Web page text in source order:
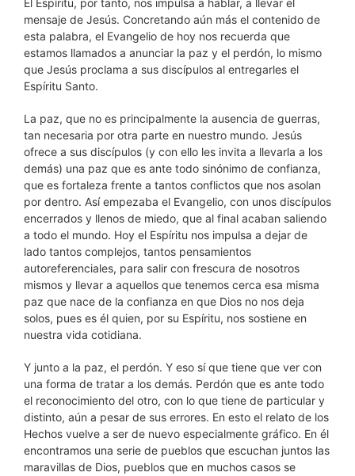
El Espíritu, por tanto, nos impulsa a hablar, a llevar el
mensaje de Jesús. Concretando aún más el contenido de
esta palabra, el Evangelio de hoy nos recuerda que
estamos llamados a anunciar la paz y el perdón, lo mismo
que Jesús proclama a sus discípulos al entregarles el
Espíritu Santo.
La paz, que no es principalmente la ausencia de guerras,
tan necesaria por otra parte en nuestro mundo. Jesús
ofrece a sus discípulos (y con ello les invita a llevarla a los
demás) una paz que es ante todo sinónimo de confianza,
que es fortaleza frente a tantos conflictos que nos asolan
por dentro. Así empezaba el Evangelio, con unos discípulos
encerrados y llenos de miedo, que al final acaban saliendo
a todo el mundo. Hoy el Espíritu nos impulsa a dejar de
lado tantos complejos, tantos pensamientos
autoreferenciales, para salir con frescura de nosotros
mismos y llevar a aquellos que tenemos cerca esa misma
paz que nace de la confianza en que Dios no nos deja
solos, pues es él quien, por su Espíritu, nos sostiene en
nuestra vida cotidiana.
Y junto a la paz, el perdón. Y eso sí que tiene que ver con
una forma de tratar a los demás. Perdón que es ante todo
el reconocimiento del otro, con lo que tiene de particular y
distinto, aún a pesar de sus errores. En esto el relato de los
Hechos vuelve a ser de nuevo especialmente gráfico. En él
encontramos una serie de pueblos que escuchan juntos las
maravillas de Dios, pueblos que en muchos casos se